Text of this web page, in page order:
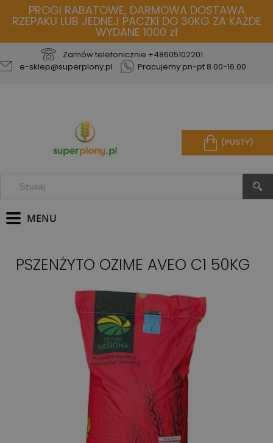
PROGI RABATOWE, DARMOWA DOSTAWA
RZEPAKU LUB JEDNEJ PACZKI DO 30KG ZA KAŻDE
WYDANE 1000 zł
Zamów telefonicznie +48605102201
e-sklep@superplony.pl
Pracujemy pn-pt 8.00-16.00
(PUSTY)
PSZENŻYTO OZIME AVEO C1 50KG